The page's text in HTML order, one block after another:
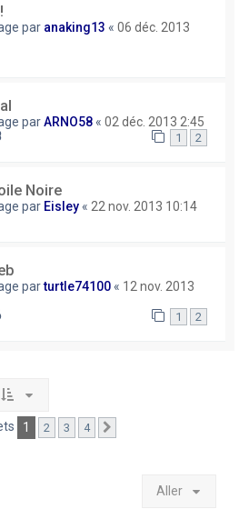
par anaking13 « 06 déc. 2013
parARNO58 « 02 déc. 2013 2:45
1 2
Noire
par Eisley « 22 nov. 2013 10:14
parturtle74100 « 12 nov. 2013
1 2
1 2 3 4
Aller